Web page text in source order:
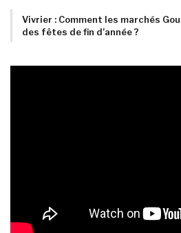
Vivrier : Comment les marchés
des fêtes de fin d’année ?